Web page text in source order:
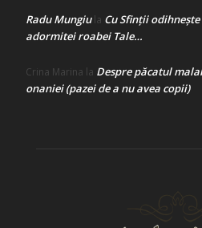
Radu Mungiula Cu Sfinții
adormitei roabei Tale…
Crina Marina la Despre păcatul
onaniei (pazei de a nu avea copii)